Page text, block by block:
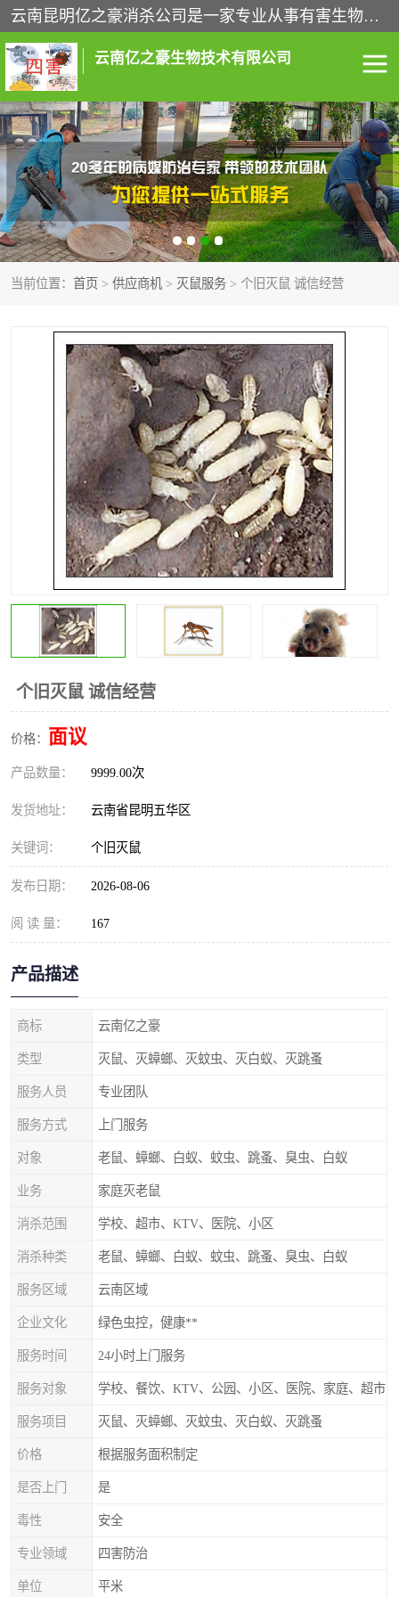
云南昆明亿之豪消杀公司是一家专业从事有害生物防治综合治理的公司，治理服务包括：灭鼠,杀虫,除虫,除蟑螂,白蚁防治,消杀等；安全环保,快速上门,价格透明,完善的售后服务,不影响您的生活工作。
云南亿之豪生物技术有限公司
当前位置： 首页 > 供应商机 > 灭鼠服务 > 个旧灭鼠 诚信经营
个旧灭鼠 诚信经营
价格： 面议
产品数量： 9999.00次
发货地址： 云南省昆明五华区
关键词： 个旧灭鼠
发布日期： 2026-08-06
阅 读 量： 167
产品描述
商标 云南亿之豪
类型 灭鼠、灭蟑螂、灭蚊虫、灭白蚁、灭跳蚤
服务人员 专业团队
服务方式 上门服务
对象 老鼠、蟑螂、白蚁、蚊虫、跳蚤、臭虫、白蚁
业务 家庭灭老鼠
消杀范围 学校、超市、KTV、医院、小区
消杀种类 老鼠、蟑螂、白蚁、蚊虫、跳蚤、臭虫、白蚁
服务区域 云南区域
企业文化 绿色虫控，健康**
服务时间 24小时上门服务
服务对象 学校、餐饮、KTV、公园、小区、医院、家庭、超市
服务项目 灭鼠、灭蟑螂、灭蚊虫、灭白蚁、灭跳蚤
价格 根据服务面积制定
是否上门 是
毒性 安全
专业领域 四害防治
单位 平米
灭鼠服务 杀虫服务
除虫服务 除蟑螂服务
白蚁防治服务 消杀服务
昆明灭老鼠 昆明灭蟑螂
昆明除四害 昆明消杀公司
昆明消毒公司 昆明白蚁防治
昆明灭红火蚁公司 昆明驱蛇公司
昆明除虫除蚁